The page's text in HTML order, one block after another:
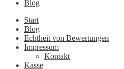
Blog
Start
Blog
Echtheit von Bewertungen
Impressum
Kontakt
Kasse